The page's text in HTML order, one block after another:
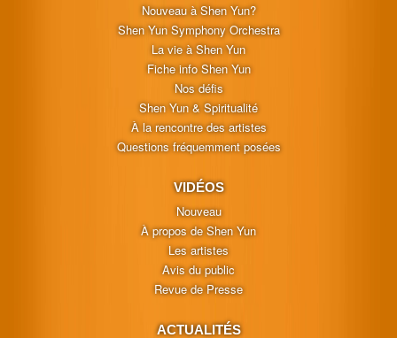
Nouveau à Shen Yun?
Shen Yun Symphony Orchestra
La vie à Shen Yun
Fiche info Shen Yun
Nos défis
Shen Yun & Spiritualité
À la rencontre des artistes
Questions fréquemment posées
VIDÉOS
Nouveau
À propos de Shen Yun
Les artistes
Avis du public
Revue de Presse
ACTUALITÉS